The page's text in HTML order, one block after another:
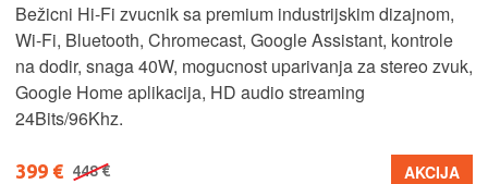
Bežicni Hi-Fi zvucnik sa premium industrijskim dizajnom,
Wi-Fi, Bluetooth, Chromecast, Google Assistant, kontrole
na dodir, snaga 40W, mogucnost uparivanja za stereo zvuk,
Google Home aplikacija, HD audio streaming
24Bits/96Khz.
399 € 448 € AKCIJA